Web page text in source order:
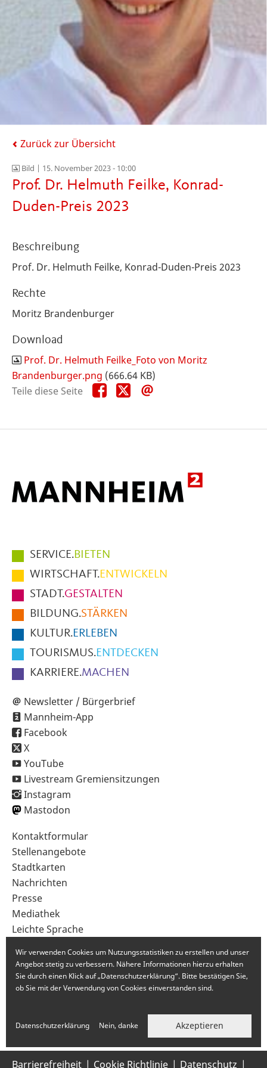
Zurück zur Übersicht
Bild | 15. November 2023 - 10:00
Prof. Dr. Helmuth Feilke, Konrad-
Duden-Preis 2023
Beschreibung
Prof. Dr. Helmuth Feilke, Konrad-Duden-Preis 2023
Rechte
Moritz Brandenburger
Download
Prof. Dr. Helmuth Feilke_Foto von Moritz
Brandenburger.png (666.64 KB)
Teile diese Seite
Teile
diese
Teile
diese
Hauptmenüpunkte
im
Fußbereich
der
Seite
SERVICE.BIETEN
WIRTSCHAFT.ENTWICKELN
STADT.GESTALTEN
BILDUNG.STÄRKEN
KULTUR.ERLEBEN
TOURISMUS.ENTDECKEN
KARRIERE.MACHEN
Newsletter / Bürgerbrief
Mannheim-App
Facebook
X
YouTube
Livestream Gremiensitzungen
Instagram
Mastodon
Sekundärnavigation
im
Fußbereich
Kontaktformular
Stellenangebote
Stadtkarten
Nachrichten
Presse
Mediathek
Leichte Sprache
Barrierefreiheit Cookie Richtlinie Datenschutz
Wir verwenden Cookies um Nutzungsstatistiken zu erstellen und unser
Angebot stetig zu verbessern. Nähere Informationen hierzu erhalten
Sie durch einen Klick auf „Datenschutzerklärung“. Bitte bestätigen Sie,
ob Sie mit der Verwendung von Cookies einverstanden sind.
Datenschutzerklärung Nein, danke Akzeptieren